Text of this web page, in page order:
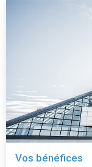
Vos bénéfices